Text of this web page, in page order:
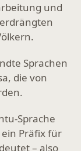
und
Sprachen
die von
Sprache
ein Präfix für
– also